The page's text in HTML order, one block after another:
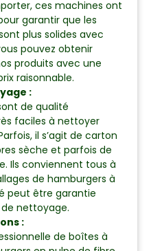
ces machines ont
garantir que les
plus solides avec
pouvez obtenir
produits avec une
raisonnable.
:
de qualité
faciles à nettoyer
il s’agit de carton
sèche et parfois de
Ils conviennent tous à
de hamburgers à
peut être garantie
nettoyage.
:
de boîtes à